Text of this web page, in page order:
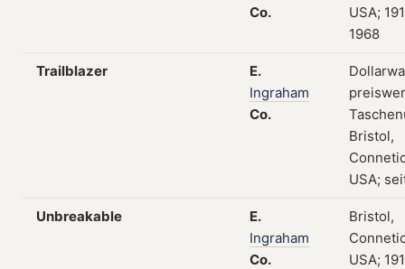
Co.
USA;
1968
Trailblazer
E.
Ingraham
Co.
Bristol,
USA;
Unbreakable
E.
Ingraham
Co.
Bristol,
USA;